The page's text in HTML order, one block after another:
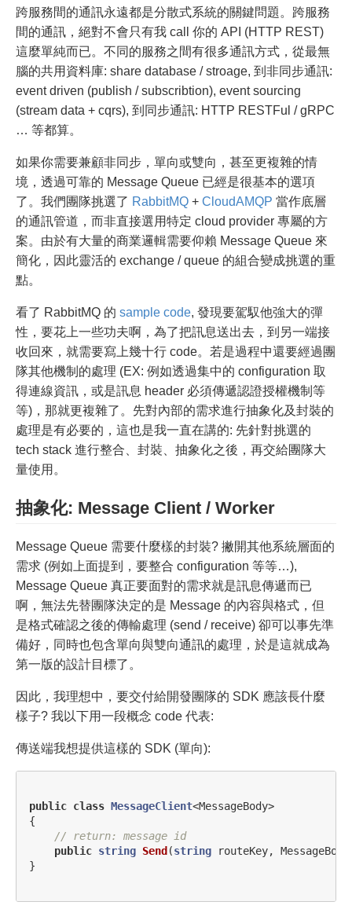
跨服務間的通訊永遠都是分散式系統的關鍵問題。跨服務
間的通訊，絕對不會只有我 call 你的 API (HTTP REST)
這麼單純而已。不同的服務之間有很多通訊方式，從最無
腦的共用資料庫: share database / stroage, 到非同步通訊:
event driven (publish / subscribtion), event sourcing
(stream data + cqrs), 到同步通訊: HTTP RESTFul / gRPC
… 等都算。
如果你需要兼顧非同步，單向或雙向，甚至更複雜的情
境，透過可靠的 Message Queue 已經是很基本的選項
了。我們團隊挑選了 RabbitMQ + CloudAMQP 當作底層
的通訊管道，而非直接選用特定 cloud provider 專屬的方
案。由於有大量的商業邏輯需要仰賴 Message Queue 來
簡化，因此靈活的 exchange / queue 的組合變成挑選的重
點。
看了 RabbitMQ 的 sample code, 發現要駕馭他強大的彈
性，要花上一些功夫啊，為了把訊息送出去，到另一端接
收回來，就需要寫上幾十行 code。若是過程中還要經過團
隊其他機制的處理 (EX: 例如透過集中的 configuration 取
得連線資訊，或是訊息 header 必須傳遞認證授權機制等
等)，那就更複雜了。先對內部的需求進行抽象化及封裝的
處理是有必要的，這也是我一直在講的: 先針對挑選的
tech stack 進行整合、封裝、抽象化之後，再交給團隊大
量使用。
抽象化: Message Client / Worker
Message Queue 需要什麼樣的封裝? 撇開其他系統層面的
需求 (例如上面提到，要整合 configuration 等等…),
Message Queue 真正要面對的需求就是訊息傳遞而已
啊，無法先替團隊決定的是 Message 的內容與格式，但
是格式確認之後的傳輸處理 (send / receive) 卻可以事先準
備好，同時也包含單向與雙向通訊的處理，於是這就成為
第一版的設計目標了。
因此，我理想中，要交付給開發團隊的 SDK 應該長什麼
樣子? 我以下用一段概念 code 代表:
傳送端我想提供這樣的 SDK (單向):
public class MessageClient<MessageBody>
{
// return: message id
public string Send (string routeKey,
MessageBody
}